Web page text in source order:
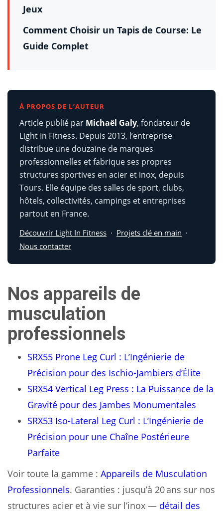
Jeux
Comment Choisir un Tapis de Course: Le
Guide Complet
À PROPOS DE L’AUTEUR
Article publié par Michaël Galy, fondateur de
Light In Fitness. Depuis 2013, l’entreprise
distribue une douzaine de marques
professionnelles et fabrique ses propres
structures sportives en acier et inox, depuis
Tours. Elle équipe des salles de sport, clubs,
hôtels, collectivités, campings et entreprises
partout en France.
Découvrir Light In Fitness · Projets clé en main ·
Nous contacter
Nos appareils de
musculation
professionnels
SRX55 Prone Leg Curl : L’Ingénierie de
Précision pour des Ischio-Jambiers d’Élite
SRX54 Vertical Leg Press : La Puissance de la
Gravité pour des Jambes Monumentales
SRX53 Iso-Lateral Leg Curl : L’Ingénierie de
Précision pour une Chaîne Postérieure
Parfaite
Voir toute la gamme : Appareils de Musculation
Professionnels. Garanties : jusqu’à 20 ans sur nos
structures acier et à vie sur l’inox — détail des